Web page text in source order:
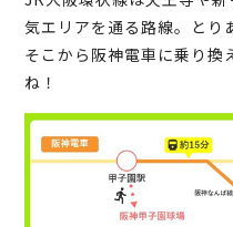
気エリアを通る路線。とり
そこから阪神電車に乗り換
ね！